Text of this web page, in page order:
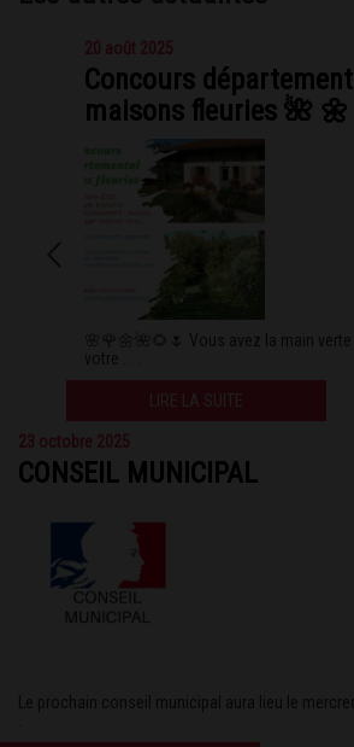
20 août 2025
Concours
maisons fleuries 🌺 🌼
🌸🌹🌼🌺🌻🌷 Vous avez la main
votre . . .
LIRE LA SUITE
23 octobre 2025
CONSEIL MUNICIPAL
Le prochain conseil municipal aura lieu le